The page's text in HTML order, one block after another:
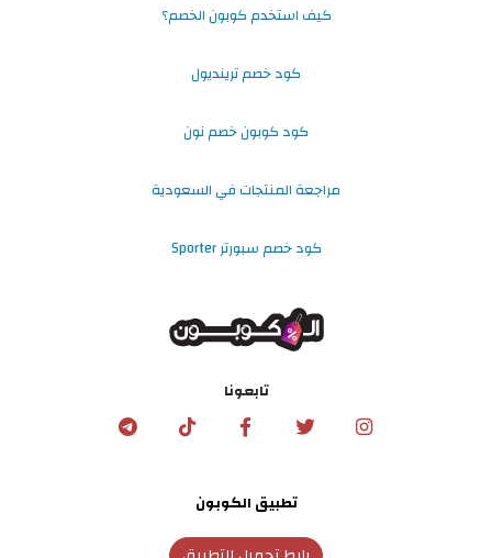
كيف استخدم كوبون الخصم؟
كود خصم ترينديول
كود كوبون خصم نون
مراجعة المنتجات في السعودية
كود خصم سبورتر Sporter
تابعونا
تطبيق الكوبون